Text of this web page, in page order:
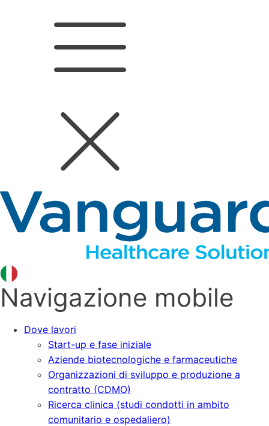
Navigazione mobile
Dove lavori
Start-up e fase iniziale
Aziende biotecnologiche e farmaceutiche
Organizzazioni di sviluppo e produzione a
contratto (CDMO)
Ricerca clinica (studi condotti in ambito
comunitario e ospedaliero)